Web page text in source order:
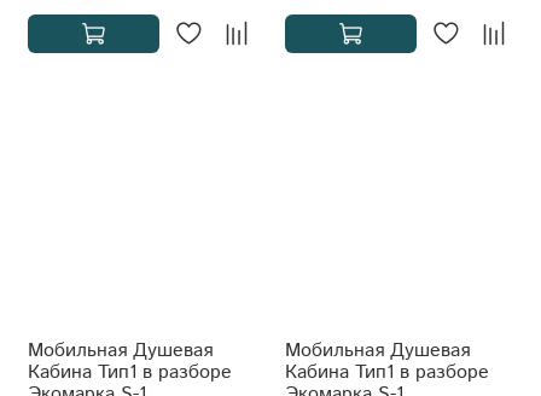
Мобильная Душевая
Кабина Тип1 в разборе
Мобильная Душевая
Кабина Тип1 в разборе